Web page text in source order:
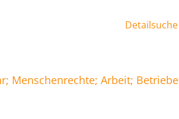
Detailsuche
Menschenrechte; Arbeit; Betriebe